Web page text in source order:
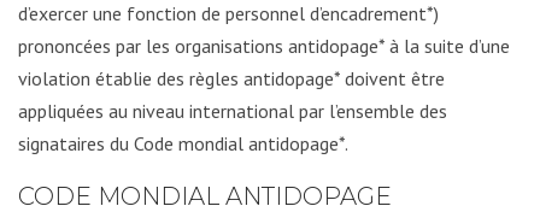
d’exercer une fonction de personnel d’encadrement*)
prononcées par les organisations antidopage* à la suite d’une
violation établie des règles antidopage* doivent être
appliquées au niveau international par l’ensemble des
signataires du Code mondial antidopage*.
CODE MONDIAL ANTIDOPAGE